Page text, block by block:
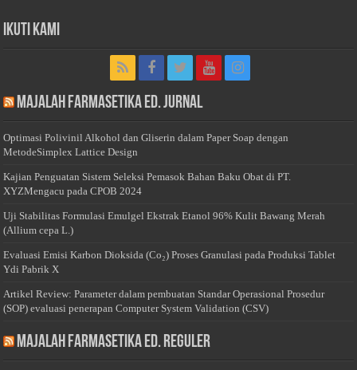
Ikuti Kami
Majalah Farmasetika Ed. Jurnal
Optimasi Polivinil Alkohol dan Gliserin dalam Paper Soap dengan
MetodeSimplex Lattice Design
Kajian Penguatan Sistem Seleksi Pemasok Bahan Baku Obat di PT.
XYZMengacu pada CPOB 2024
Uji Stabilitas Formulasi Emulgel Ekstrak Etanol 96% Kulit Bawang Merah
(Allium cepa L.)
Evaluasi Emisi Karbon Dioksida (Co₂) Proses Granulasi pada Produksi Tablet
Ydi Pabrik X
Artikel Review: Parameter dalam pembuatan Standar Operasional Prosedur
(SOP) evaluasi penerapan Computer System Validation (CSV)
Majalah Farmasetika Ed. Reguler